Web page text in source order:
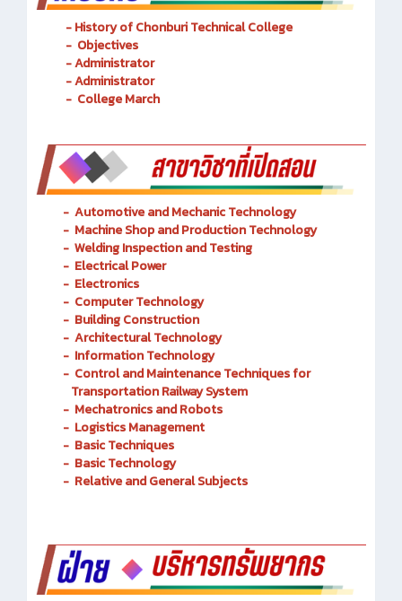
- History of Chonburi Technical College
- Objectives
- Administrator
- Administrator
- College March
- Automotive and MechanicTechnology
- Machine Shop and Production Technology
- Welding Inspection and Testing
- Electrical Power
- Electronics
- Computer Technology
- Building Construction
- Architectural Technology
- Information Technology
- Control and Maintenance Techniques for
Transportation Railway System
- Mechatronics and Robots
- Logistics Management
- Basic Techniques
- Basic Technology
- Relative and General Subjects